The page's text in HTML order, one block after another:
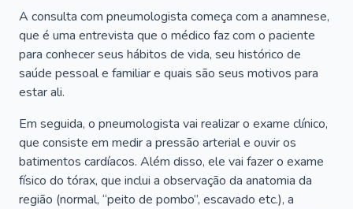
A consulta com pneumologista começa com a anamnese,
que é uma entrevista que o médico faz com o paciente
para conhecer seus hábitos de vida, seu histórico de
saúde pessoal e familiar e quais são seus motivos para
estar ali.
Em seguida, o pneumologista vai realizar o exame clínico,
que consiste em medir a pressão arterial e ouvir os
batimentos cardíacos. Além disso, ele vai fazer o exame
físico do tórax, que inclui a observação da anatomia da
região (normal, “peito de pombo”, escavado etc.), a